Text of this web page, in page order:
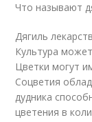
Что называют
Дягиль
Культура
Цветки могут
Соцветия
дудника
цветения в